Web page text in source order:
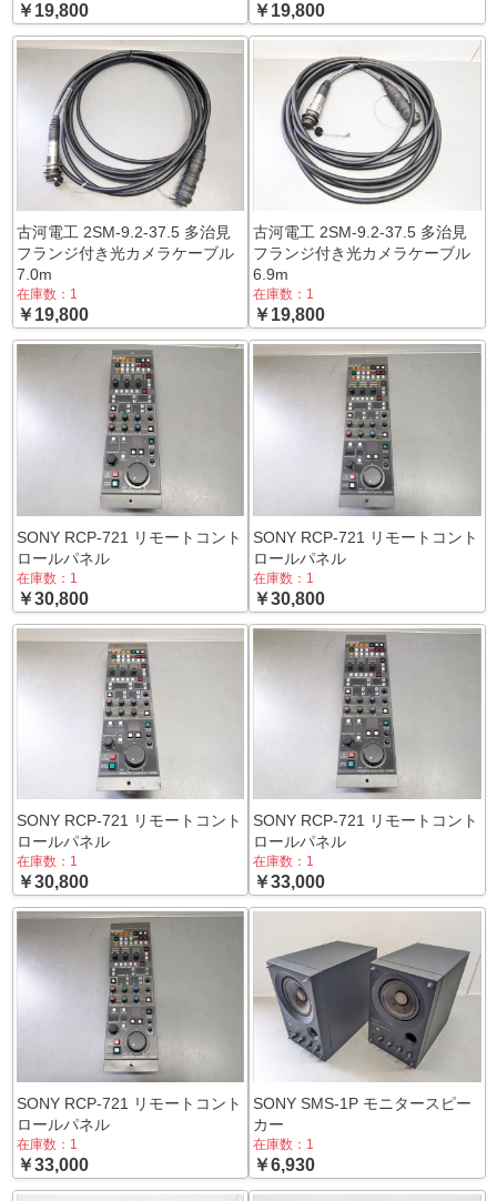
￥19,800 ￥19,800
古河電工 2SM-9.2-37.5 多治見
フランジ付き光カメラケーブル
7.0m
在庫数：1
￥19,800
古河電工 2SM-9.2-37.5 多治見
フランジ付き光カメラケーブル
6.9m
在庫数：1
￥19,800
SONY RCP-721 リモートコント
ロールパネル
在庫数：1
￥30,800
SONY RCP-721 リモートコント
ロールパネル
在庫数：1
￥30,800
SONY RCP-721 リモートコント
ロールパネル
在庫数：1
￥30,800
SONY RCP-721 リモートコント
ロールパネル
在庫数：1
￥33,000
SONY RCP-721 リモートコント
ロールパネル
在庫数：1
￥33,000
SONY SMS-1P モニタースピー
カー
在庫数：1
￥6,930